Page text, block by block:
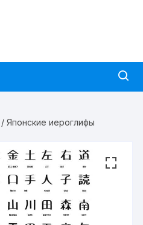
/ Японские иероглифы